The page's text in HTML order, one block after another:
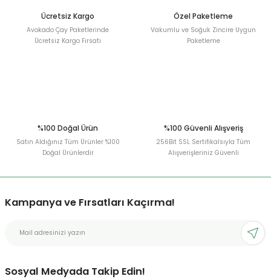
Ücretsiz Kargo
Avokado Çay Paketlerinde
Ücretsiz Kargo Fırsatı
Özel Paketleme
Vakumlu ve Soğuk Zincire Uygun
Paketleme
%100 Doğal Ürün
Satın Aldığınız Tüm Ürünler %100
Doğal Ürünlerdir
%100 Güvenli Alışveriş
256Bit SSL Sertifikalsıyla Tüm
Alışverişleriniz Güvenli
Kampanya ve Fırsatları Kaçırma!
Sosyal Medyada Takip Edin!